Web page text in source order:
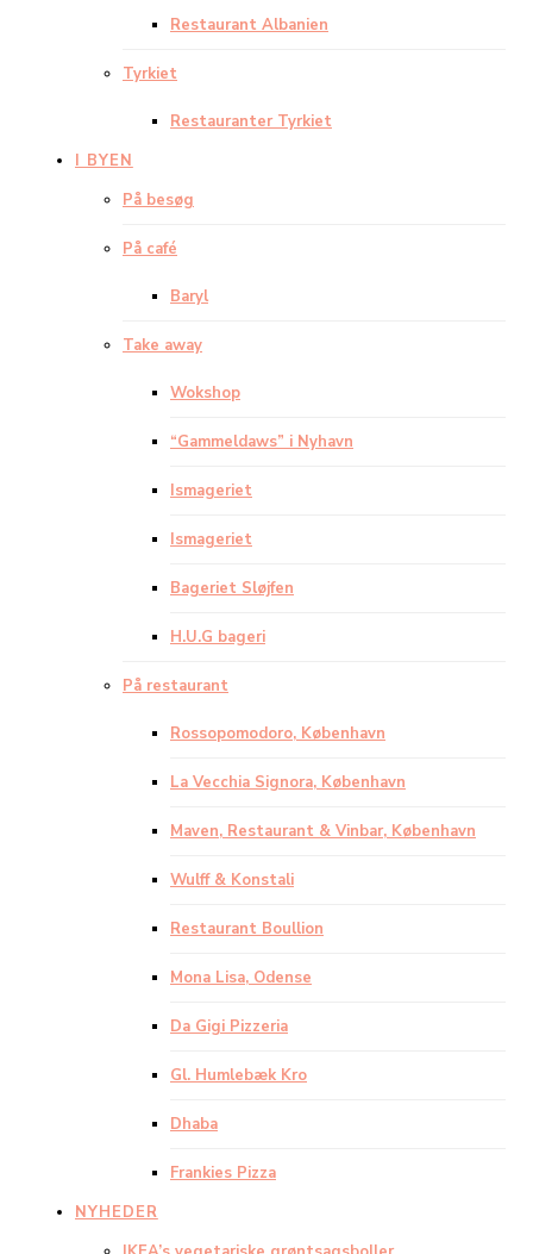
Restaurant Albanien
Tyrkiet
Restauranter Tyrkiet
I BYEN
På besøg
På café
Baryl
Take away
Wokshop
“Gammeldaws” i Nyhavn
Ismageriet
Ismageriet
Bageriet Sløjfen
H.U.G bageri
På restaurant
Rossopomodoro, København
La Vecchia Signora, København
Maven, Restaurant & Vinbar, København
Wulff & Konstali
Restaurant Boullion
Mona Lisa, Odense
Da Gigi Pizzeria
Gl. Humlebæk Kro
Dhaba
Frankies Pizza
NYHEDER